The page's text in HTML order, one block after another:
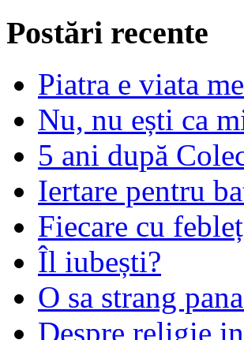
Postări recente
Piatra e viata
Nu, nu ești ca
5 ani după
Iertare pentru
Fiecare cu
Îl iubești?
O sa strang
Despre religie